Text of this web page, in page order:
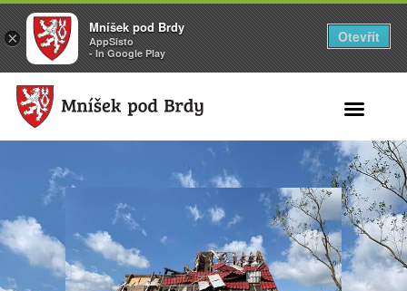
×
Mníšek pod Brdy
AppSisto
- In Google Play
Otevřít